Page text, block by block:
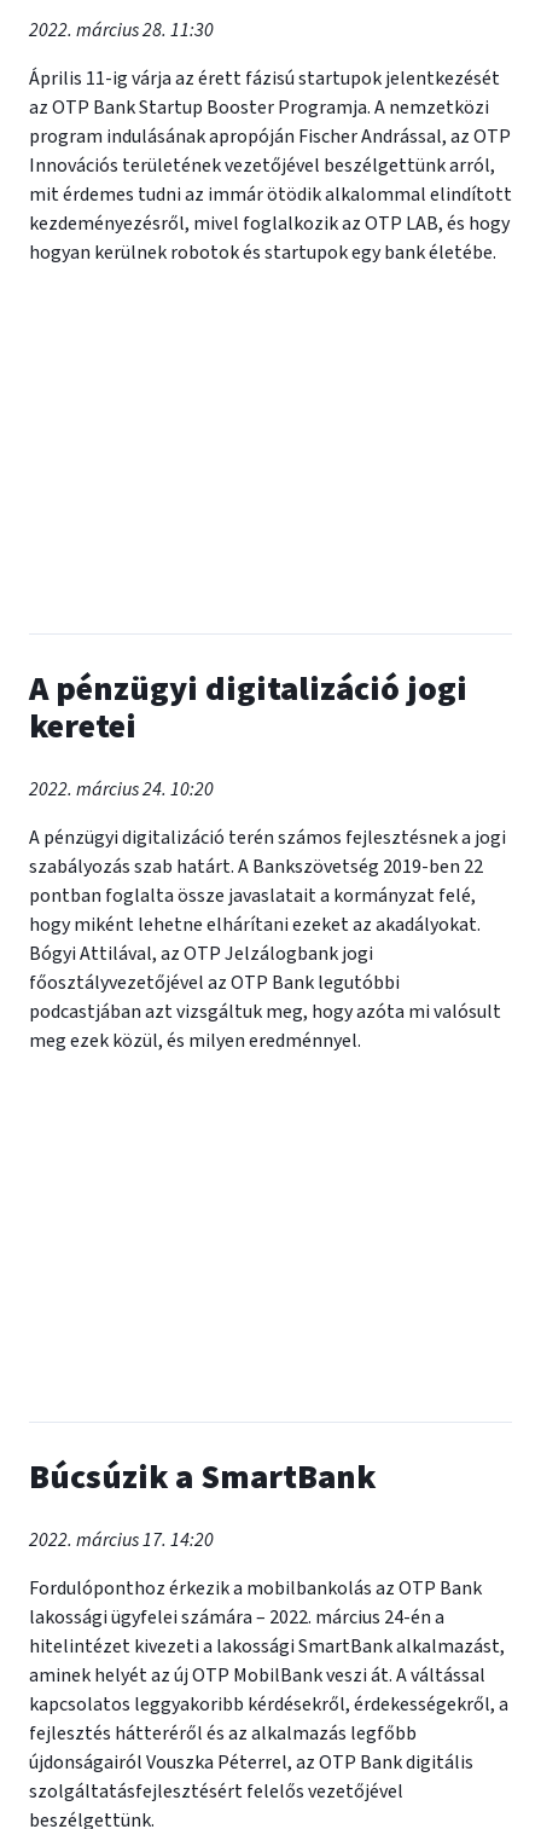
2022. március 28. 11:30
Április 11-ig várja az érett fázisú startupok jelentkezését
az OTP Bank Startup Booster Programja. A nemzetközi
program indulásának apropóján Fischer Andrással, az OTP
Innovációs területének vezetőjével beszélgettünk arról,
mit érdemes tudni az immár ötödik alkalommal elindított
kezdeményezésről, mivel foglalkozik az OTP LAB, és hogy
hogyan kerülnek robotok és startupok egy bank életébe.
A pénzügyi digitalizáció jogi
keretei
2022. március 24. 10:20
A pénzügyi digitalizáció terén számos fejlesztésnek a jogi
szabályozás szab határt. A Bankszövetség 2019-ben 22
pontban foglalta össze javaslatait a kormányzat felé,
hogy miként lehetne elhárítani ezeket az akadályokat.
Bógyi Attilával, az OTP Jelzálogbank jogi
főosztályvezetőjével az OTP Bank legutóbbi
podcastjában azt vizsgáltuk meg, hogy azóta mi valósult
meg ezek közül, és milyen eredménnyel.
Búcsúzik a SmartBank
2022. március 17. 14:20
Fordulóponthoz érkezik a mobilbankolás az OTP Bank
lakossági ügyfelei számára – 2022. március 24-én a
hitelintézet kivezeti a lakossági SmartBank alkalmazást,
aminek helyét az új OTP MobilBank veszi át. A váltással
kapcsolatos leggyakoribb kérdésekről, érdekességekről, a
fejlesztés hátteréről és az alkalmazás legfőbb
újdonságairól Vouszka Péterrel, az OTP Bank digitális
szolgáltatásfejlesztésért felelős vezetőjével
beszélgettünk.